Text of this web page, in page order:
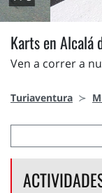
Karts en Alcalá
Ven a correr a
Turiaventura